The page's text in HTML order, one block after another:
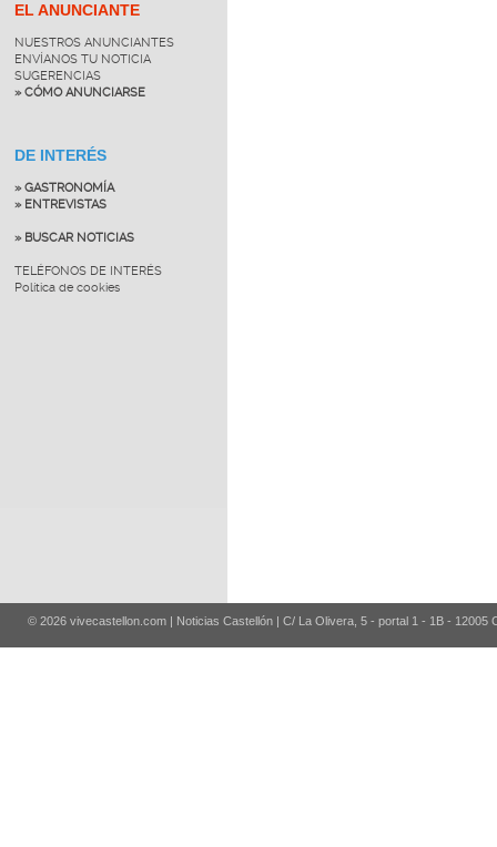
EL ANUNCIANTE
NUESTROS ANUNCIANTES
ENVÍANOS TU NOTICIA
SUGERENCIAS
» CÓMO ANUNCIARSE
DE INTERÉS
» GASTRONOMÍA
» ENTREVISTAS
» BUSCAR NOTICIAS
TELÉFONOS DE INTERÉS
Política de cookies
© 2026 vivecastellon.com | Noticias Castellón | C/ La Olivera, 5 - portal 1 - 1B - 12005